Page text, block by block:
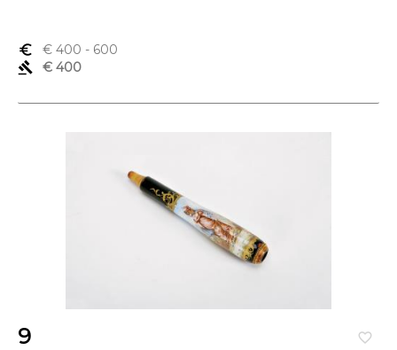
euro_symbol € 400 - 600
gavel
€ 400
favorite_border
9